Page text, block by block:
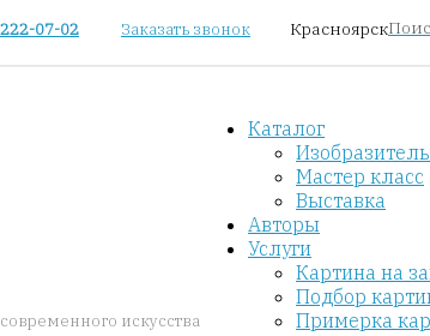
07-02 Заказать звонок Красноярск
искусства
Каталог
Мастер класс
Выставка
Авторы
Услуги
Картина на
Подбор
Примерка